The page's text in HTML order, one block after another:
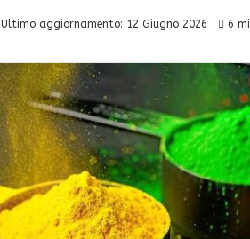
Ultimo aggiornamento: 12 Giugno 2026 6